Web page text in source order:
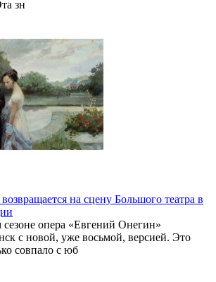
зн
на сцену Большого театра в
опера «Евгений Онегин»
с новой, уже восьмой, версией. Это
совпало с юб